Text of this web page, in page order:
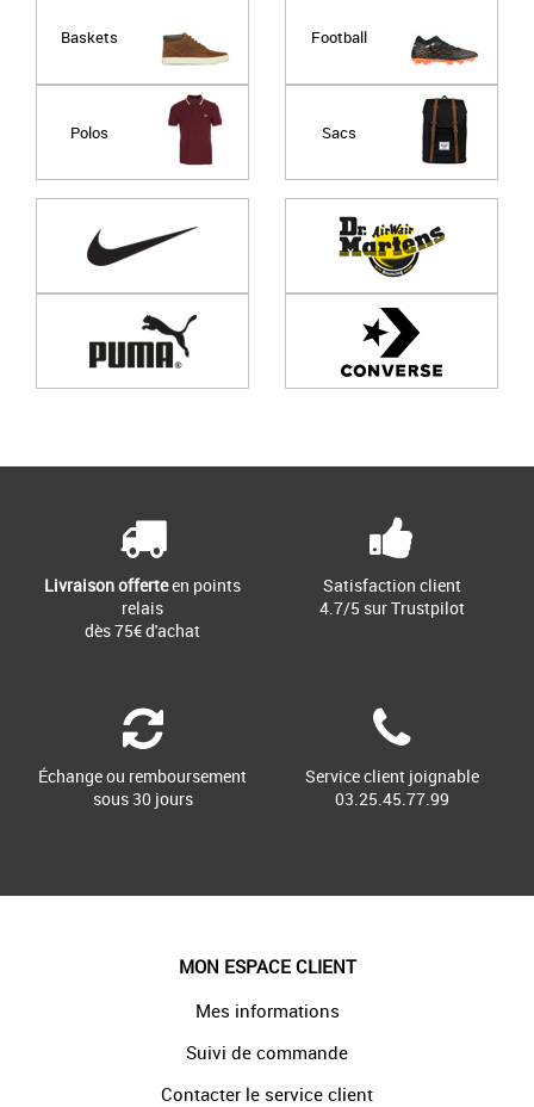
Baskets Football
Polos Sacs
Livraison offerteen points
relais
dès 75€ d'achat
Satisfaction client
4.7/5 sur Trustpilot
Échange ou remboursement
sous 30 jours
Service client joignable
03.25.45.77.99
MON ESPACE CLIENT
Mes informations
Suivi de commande
Contacter le service client